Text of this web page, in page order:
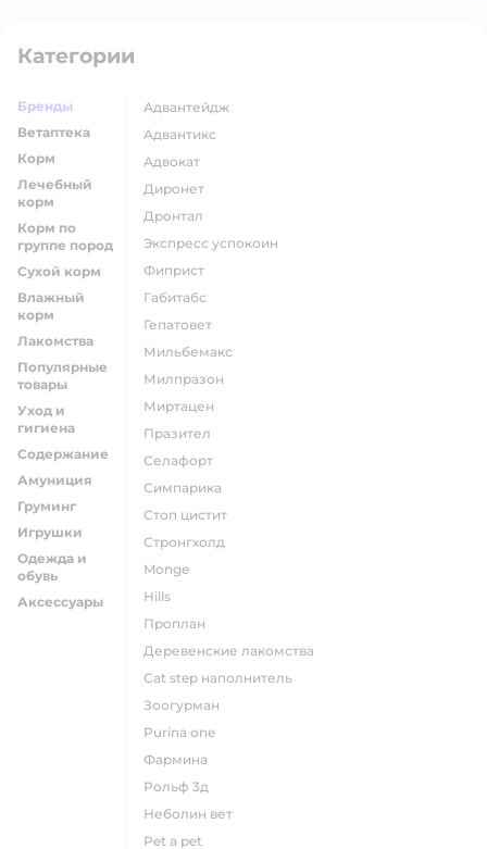
Категории
Бренды
Ветаптека
Корм
Лечебный
корм
Корм по
группе пород
Сухой корм
Влажный
корм
Лакомства
Популярные
товары
Уход и
гигиена
Содержание
Амуниция
Груминг
Игрушки
Одежда и
обувь
Аксессуары
адвантейдж
адвантикс
адвокат
диронет
дронтал
экспресс успокоин
фиприст
габитабс
гепатовет
мильбемакс
милпразон
миртацен
празител
селафорт
симпарика
стоп цистит
стронгхолд
monge
hills
проплан
деревенские лакомства
cat step наполнитель
зоогурман
purina one
фармина
рольф 3д
неболин вет
pet a pet